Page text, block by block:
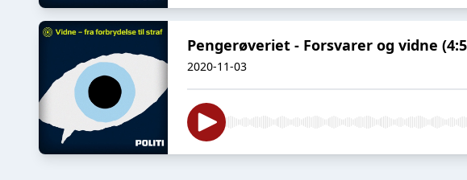
Pengerøveriet - Forsvarer og vidne
2020-11-03